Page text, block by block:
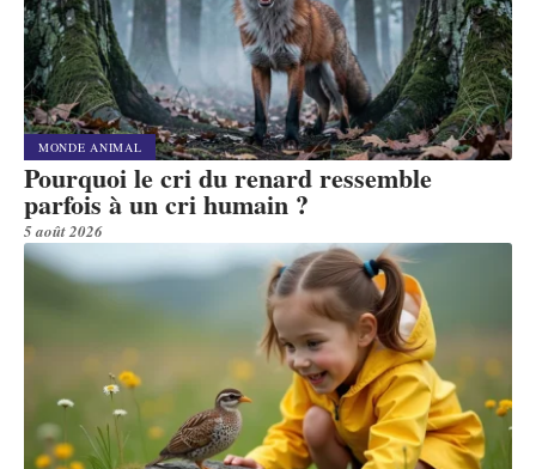
MONDE ANIMAL
Pourquoi le cri du renard ressemble
parfois à un cri humain ?
5 août 2026